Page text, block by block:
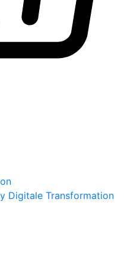
Digitale Transformation